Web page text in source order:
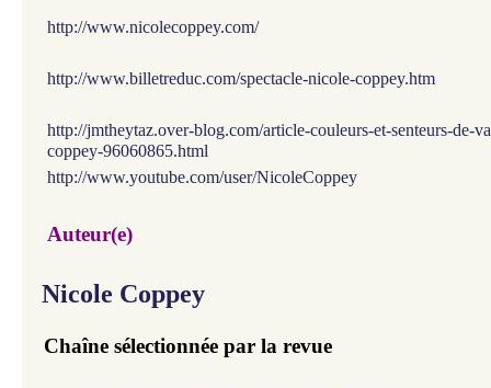
http://www.nicolecoppey.com/
http://www.billetreduc.com/spectacle-nicole-coppey.htm
http://jmtheytaz.over-blog.com/article-couleurs-et-senteurs-de-
coppey-96060865.html
http://www.youtube.com/user/NicoleCoppey
Auteur(e)
Nicole Coppey
Chaîne sélectionnée par la revue